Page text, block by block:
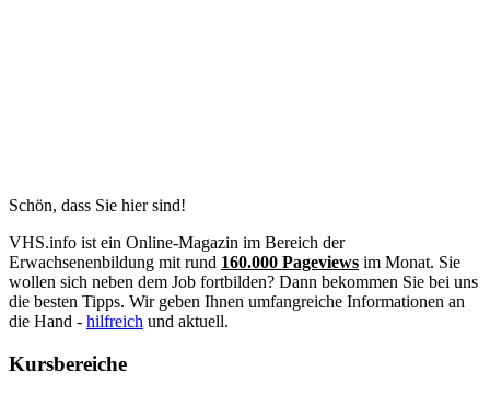
Schön, dass Sie hier sind!
VHS.info ist ein Online-Magazin im Bereich der
Erwachsenenbildung mit rund 160.000 Pageviews im Monat. Sie
wollen sich neben dem Job fortbilden? Dann bekommen Sie bei uns
die besten Tipps. Wir geben Ihnen umfangreiche Informationen an
die Hand - hilfreich und aktuell.
Kursbereiche